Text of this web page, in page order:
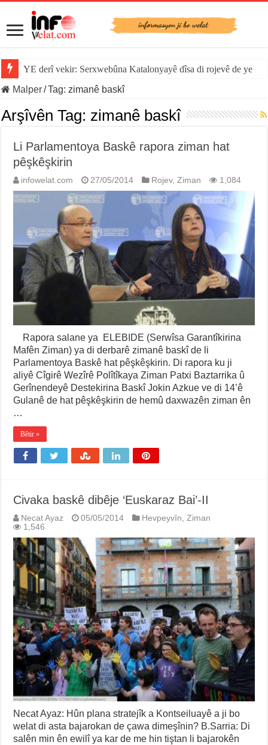
YE derî vekir: Serxwebûna Katalonyayê dîsa di rojevê de ye
Sînorê di navbera Îspanya û Cebelîtariqê de hate rakirin
Malper/Tag:zimanê baskî
Arşîvên Tag: zimanê baskî
Li Parlamentoya Baskê rapora ziman hat
pêşkêşkirin
infowelat.com 27/05/2014 Rojev,Ziman 1,084
Rapora salane ya ELEBIDE (Serwîsa Garantîkirina
Mafên Ziman) ya di derbarê zimanê baskî de li
Parlamentoya Baskê hat pêşkêşkirin. Di rapora ku ji
aliyê Cîgirê Wezîrê Polîtîkaya Ziman Patxi Baztarrika û
Gerînendeyê Destekirina Baskî Jokin Azkue ve di 14’ê
Gulanê de hat pêşkêşkirin de hemû daxwazên ziman ên
…
Bêtir »
Civaka baskê dibêje ‘Euskaraz Bai’-II
Necat Ayaz 05/05/2014 Hevpeyvîn,Ziman
1,546
Necat Ayaz: Hûn plana stratejîk a Kontseiluayê a ji bo
welat di asta bajarokan de çawa dimeşînin? B.Sarria: Di
salên min ên ewilî ya kar de me hin tiştan li bajarokên